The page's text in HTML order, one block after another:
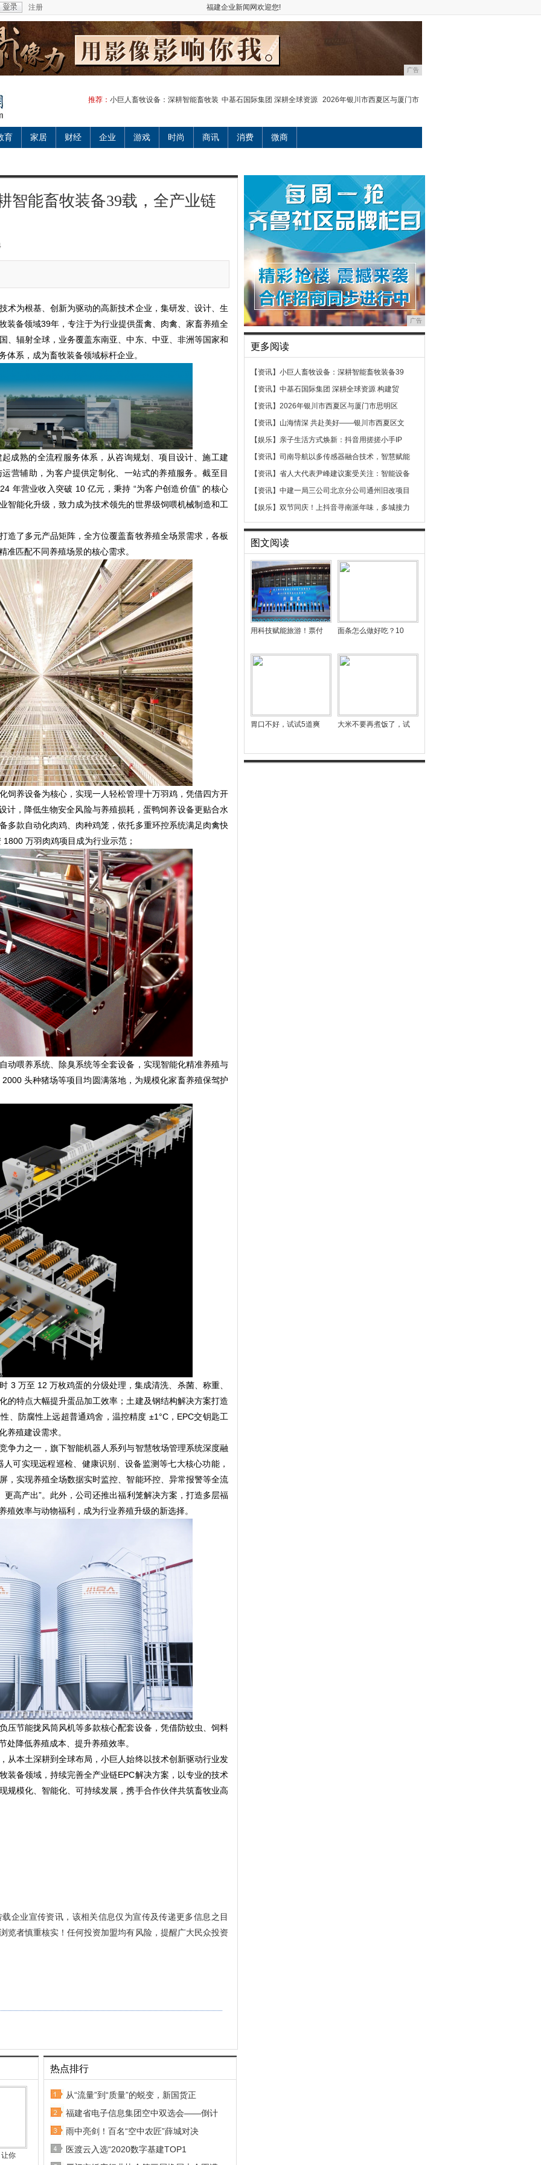
注册 福建企业新闻网欢迎您!
广告
推荐： 小巨人畜牧设备：深耕智能畜牧装 中基石国际集团 深耕全球资源 2026年银川市西夏区与厦门市
育 家居 财经 企业 游戏 时尚 商讯 消费 微商
智能畜牧装备39载，全产业链
术为根基、创新为驱动的高新技术企业，集研发、设计、生
装备领域39年，专注于为行业提供蛋禽、肉禽、家畜养殖全
、辐射全球，业务覆盖东南亚、中东、中亚、非洲等国家和
体系，成为畜牧装备领域标杆企业。
成熟的全流程服务体系，从咨询规划、项目设计、施工建
营辅助，为客户提供定制化、一站式的养殖服务。截至目
年营业收入突破 10 亿元，秉持 “为客户创造价值” 的核心
智能化升级，致力成为技术领先的世界级饲喂机械制造和工
造了多元产品矩阵，全方位覆盖畜牧养殖全场景需求，各板
准匹配不同养殖场景的核心需求。
饲养设备为核心，实现一人轻松管理十万羽鸡，凭借四方开
计，降低生物安全风险与养殖损耗，蛋鸭饲养设备更贴合水
多款自动化肉鸡、肉种鸡笼，依托多重环控系统满足肉禽快
万羽肉鸡项目成为行业示范；
动喂养系统、除臭系统等全套设备，实现智能化精准养殖与
头种猪场等项目均圆满落地，为规模化家畜养殖保驾护
3 万至 12 万枚鸡蛋的分级处理，集成清洗、杀菌、称重、
的特点大幅提升蛋品加工效率；土建及钢结构解决方案打造
、防腐性上远超普通鸡舍，温控精度 ±1°C，EPC交钥匙工
养殖建设需求。
争力之一，旗下智能机器人系列与智慧牧场管理系统深度融
可实现远程巡检、健康识别、设备监测等七大核心功能，
，实现养殖全场数据实时监控、智能环控、异常报警等全流
高产出”。此外，公司还推出福利笼解决方案，打造多层福
效率与动物福利，成为行业养殖升级的新选择。
压节能拢风筒风机等多款核心配套设备，凭借防蚊虫、饲料
处降低养殖成本、提升养殖效率。
从本土深耕到全球布局，小巨人始终以技术创新驱动行业发
装备领域，持续完善全产业链EPC解决方案，以专业的技术
规模化、智能化、可持续发展，携手合作伙伴共筑畜牧业高
企业宣传资讯，该相关信息仅为宣传及传递更多信息之目
览者慎重核实！任何投资加盟均有风险，提醒广大民众投资
你
热点排行
从“流量”到“质量”的蜕变，新国货正
福建省电子信息集团空中双选会——倒计
雨中亮剑！百名“空中农匠”薛城对决
医渡云入选“2020数字基建TOP1
广告
更多阅读
【资讯】 小巨人畜牧设备：深耕智能畜牧装备39
【资讯】 中基石国际集团 深耕全球资源 构建贸
【资讯】 2026年银川市西夏区与厦门市思明区
【资讯】 山海情深 共赴美好——银川市西夏区文
【娱乐】 亲子生活方式焕新：抖音用搓搓小手IP
【资讯】 司南导航以多传感器融合技术，智慧赋能
【资讯】 省人大代表尹峰建议案受关注：智能设备
【资讯】 中建一局三公司北京分公司通州旧改项目
【娱乐】 双节同庆！上抖音寻南派年味，多城接力
图文阅读
用科技赋能旅游！票付 面条怎么做好吃？10
胃口不好，试试5道爽 大米不要再煮饭了，试